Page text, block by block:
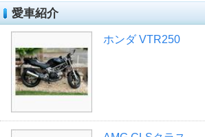
愛車紹介
ホンダ VTR250